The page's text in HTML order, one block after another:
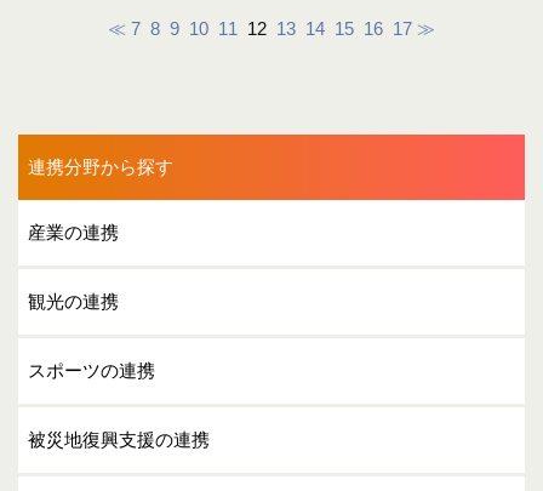
≪ 7 8 9 10 11 12 13 14 15 16 17 ≫
連携分野から探す
産業の連携
観光の連携
スポーツの連携
被災地復興支援の連携